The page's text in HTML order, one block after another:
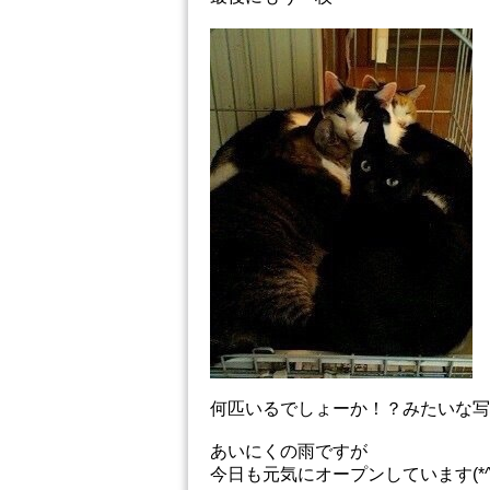
何匹いるでしょーか！？みたいな
あいにくの雨ですが
今日も元気にオープンしています